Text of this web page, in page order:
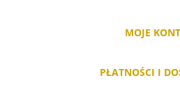
MOJE
PŁATNOŚCI I